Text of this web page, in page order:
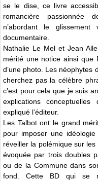
se le dise, ce livre
romancière passionnée
n’abordant le
documentaire.
Nathalie Le Mel et Jean
mérité une notice ainsi que
d’une photo. Les néophytes
cherchez pas la célèbre
c’est pour cela que je suis
explications
expliqué l’éditeur.
Les Talbot ont le grand
pour imposer une
réveiller la polémique sur
évoquée par trois doubles
ou de la Commune dans
fond. Cette BD qui se